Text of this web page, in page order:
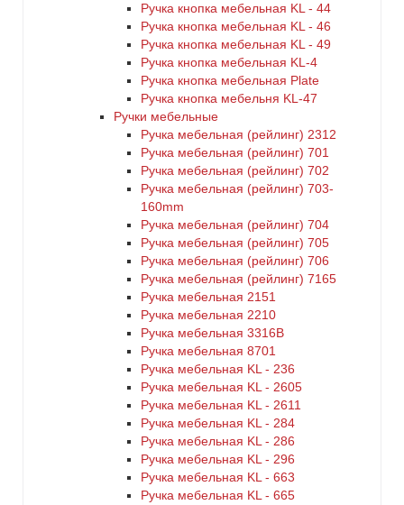
Ручка кнопка мебельная KL - 44
Ручка кнопка мебельная KL - 46
Ручка кнопка мебельная KL - 49
Ручка кнопка мебельная KL-4
Ручка кнопка мебельная Plate
Ручка кнопка мебельня KL-47
Ручки мебельные
Ручка мебельная (рейлинг) 2312
Ручка мебельная (рейлинг) 701
Ручка мебельная (рейлинг) 702
Ручка мебельная (рейлинг) 703-
160mm
Ручка мебельная (рейлинг) 704
Ручка мебельная (рейлинг) 705
Ручка мебельная (рейлинг) 706
Ручка мебельная (рейлинг) 7165
Ручка мебельная 2151
Ручка мебельная 2210
Ручка мебельная 3316B
Ручка мебельная 8701
Ручка мебельная KL - 236
Ручка мебельная KL - 2605
Ручка мебельная KL - 2611
Ручка мебельная KL - 284
Ручка мебельная KL - 286
Ручка мебельная KL - 296
Ручка мебельная KL - 663
Ручка мебельная KL - 665